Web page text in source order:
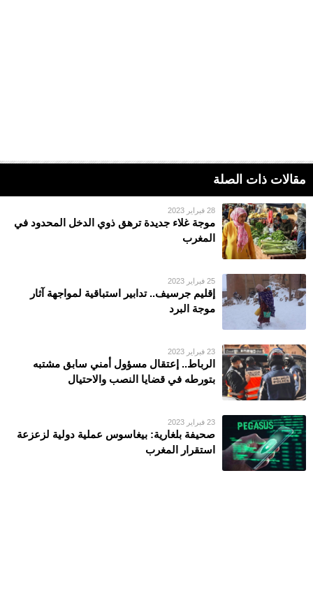
مقالات ذات الصلة
28 فبراير 2023
موجة غلاء جديدة ترهق ذوي الدخل المحدود في
المغرب
25 فبراير 2023
إقليم جرسيف.. تدابير استباقية لمواجهة آثار
موجة البرد
23 فبراير 2023
الرباط.. إعتقال مسؤول أمني سابق مشتبه
بتورطه في قضايا النصب والاحتيال
23 فبراير 2023
صحيفة بلغارية: بيغاسوس عملية دولية لزعزعة
استقرار المغرب